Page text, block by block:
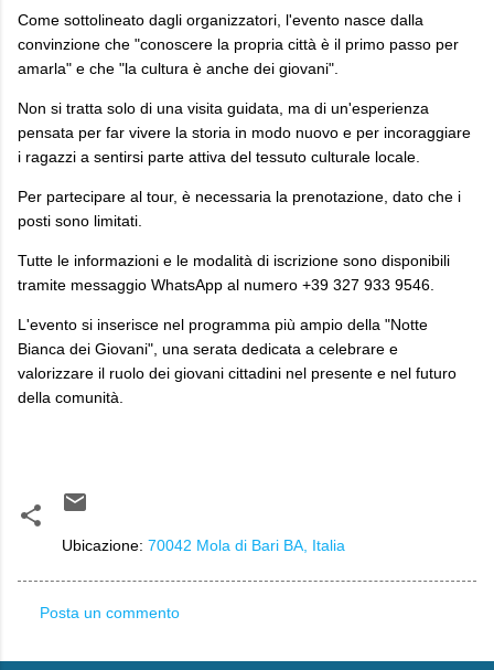
Come sottolineato dagli organizzatori, l'evento nasce dalla
convinzione che "conoscere la propria città è il primo passo per
amarla" e che "la cultura è anche dei giovani".
Non si tratta solo di una visita guidata, ma di un'esperienza
pensata per far vivere la storia in modo nuovo e per incoraggiare
i ragazzi a sentirsi parte attiva del tessuto culturale locale.
Per partecipare al tour, è necessaria la prenotazione, dato che i
posti sono limitati.
Tutte le informazioni e le modalità di iscrizione sono disponibili
tramite messaggio WhatsApp al numero +39 327 933 9546.
L'evento si inserisce nel programma più ampio della "Notte
Bianca dei Giovani", una serata dedicata a celebrare e
valorizzare il ruolo dei giovani cittadini nel presente e nel futuro
della comunità.
Ubicazione: 70042 Mola di Bari BA, Italia
Posta un commento